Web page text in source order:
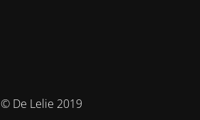
© De Lelie 2019